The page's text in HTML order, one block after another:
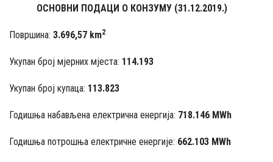
ДОКУМЕНТИ
КОНТАКТ
ОСНОВНИ ПОДАЦИ О КОНЗУМУ (31.12.2019.)
Површина: 3.696,57 km2
Укупан број мјерних мјеста: 114.193
Укупан број купаца: 113.823
Годишња набављена електрична енергија: 718.146 MWh
Годишња потрошња електричне енергије: 662.103 MWh